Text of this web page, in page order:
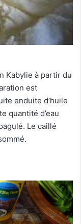
Kabylie à partir du
est
enduite d’huile
quantité d’eau
Le caillé